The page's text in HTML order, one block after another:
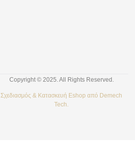
Copyright © 2025. All Rights Reserved.
Σχεδιασμός & Κατασκευή Eshop από Demech
Tech.